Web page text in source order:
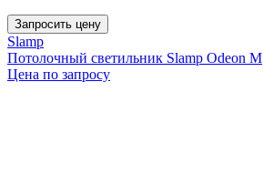
Запросить цену
Slamp
Потолочный светильник Slamp Odeon М
Цена по запросу